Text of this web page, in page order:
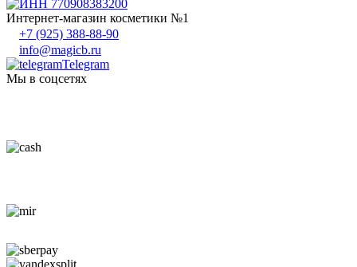
Интернет-магазин косметики №1
+7 (925) 388-88-90
info@magicb.ru
Telegram
Мы в соцсетях